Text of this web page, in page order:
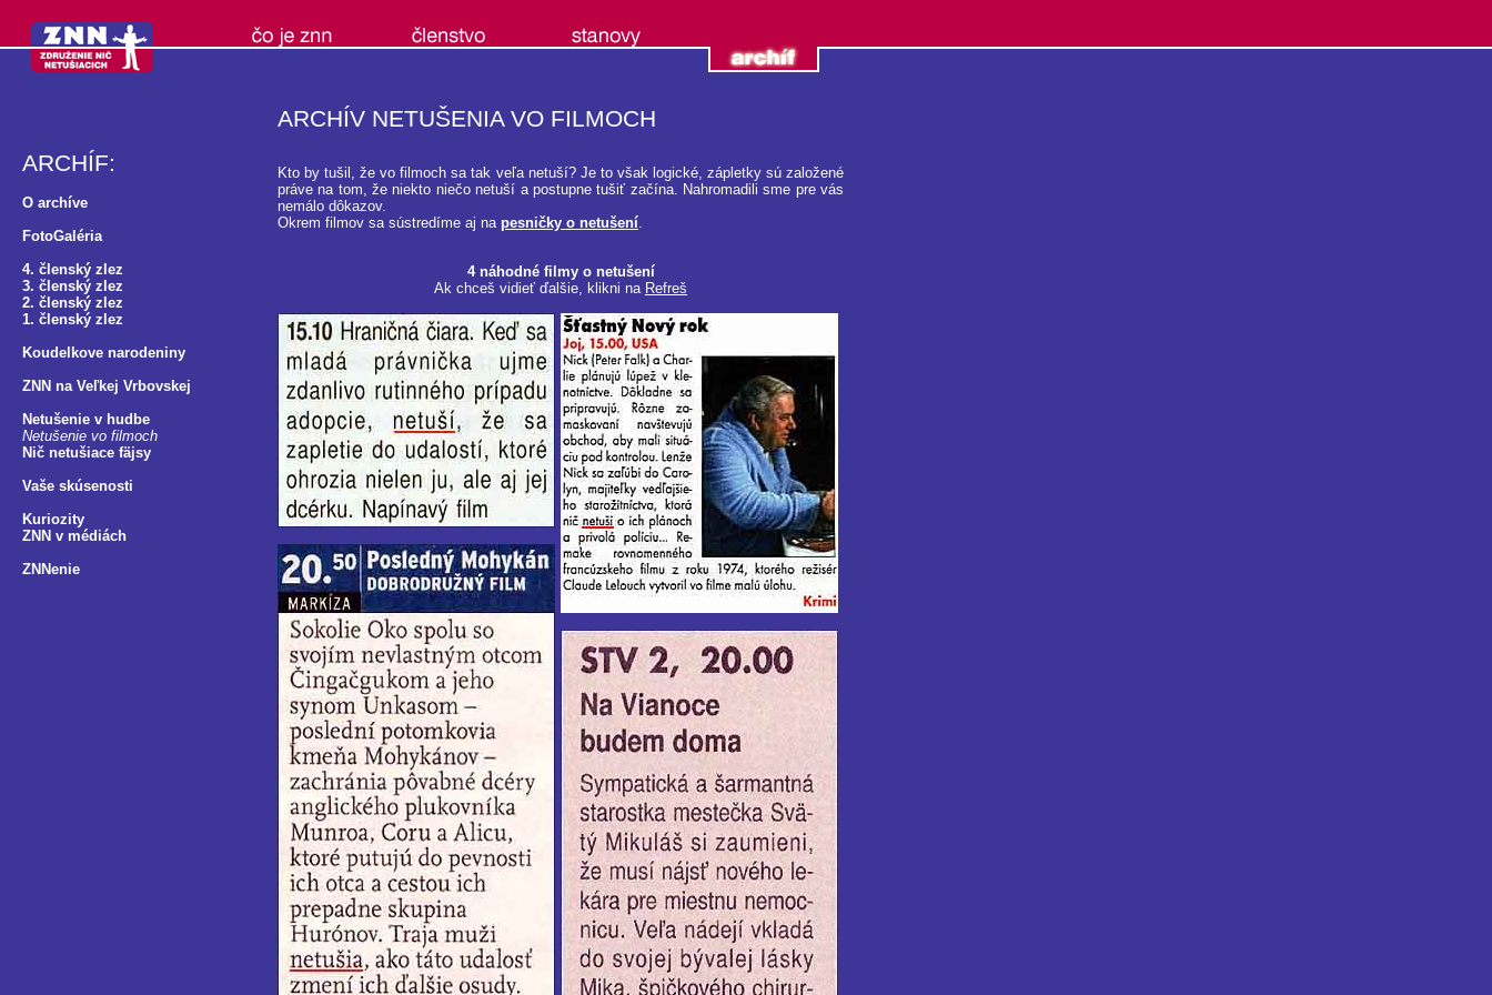
ARCHÍV NETUŠENIA VO FILMOCH
ARCHÍF:
O archíve
FotoGaléria
4. členský zlez
3. členský zlez
2. členský zlez
1. členský zlez
Koudelkove narodeniny
ZNN na Veľkej Vrbovskej
Netušenie v hudbe
Netušenie vo filmoch
Nič netušiace fäjsy
Vaše skúsenosti
Kuriozity
ZNN v médiách
ZNNenie
Kto by tušil, že vo filmoch sa tak veľa netuší? Je to však logické, zápletky sú založené
práve na tom, že niekto niečo netuší a postupne tušiť začína. Nahromadili sme pre vás
nemálo dôkazov.
Okrem filmov sa sústredíme aj na pesničky o netušení.
4 náhodné filmy o netušení
Ak chceš vidieť ďalšie, klikni na Refreš